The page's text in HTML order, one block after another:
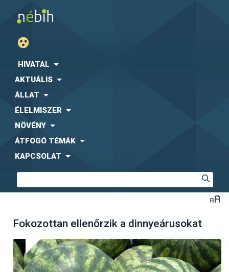
HIVATAL
AKTUÁLIS
ÁLLAT
ÉLELMISZER
NÖVÉNY
ÁTFOGÓ TÉMÁK
KAPCSOLAT
Fokozottan ellenőrzik a dinnyeárusokat